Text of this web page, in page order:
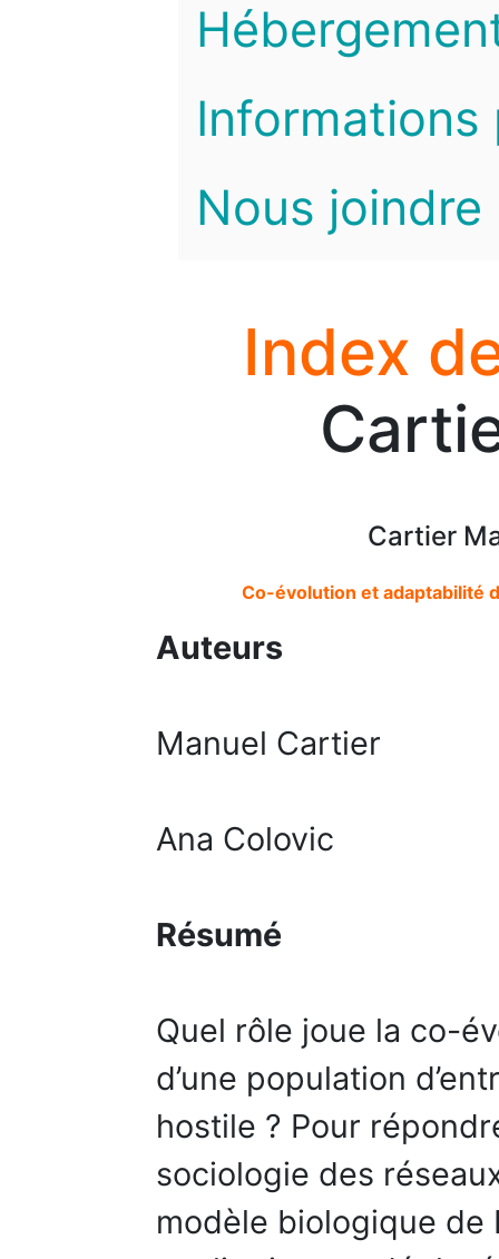
Informations
Nous joindre
Index
Cartier
Co-évolution et adaptabilité
Auteurs
Manuel Cartier
Ana Colovic
Résumé
Quel rôle joue la co-
d’une population
hostile ? Pour
sociologie des
modèle biologique de